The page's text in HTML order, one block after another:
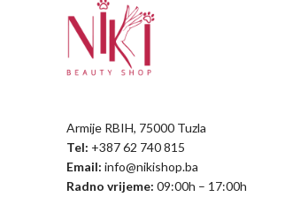
Armije RBIH, 75000 Tuzla
Tel: +387 62 740 815
Email: info@nikishop.ba
Radno vrijeme: 09:00h – 17:00h